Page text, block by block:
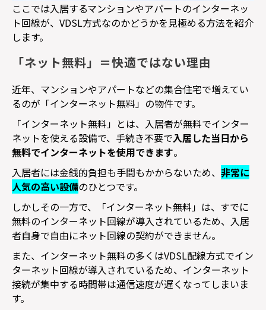
ここでは入居するマンションやアパートのインターネッ
ト回線が、 VDSL方式なのかどうかを見極める方法を紹介
します。
「ネット無料」＝快適ではない理由
近年、マンションやアパートなどの集合住宅で増えてい
るのが「インターネット無料」の物件です。
「インターネット無料」とは、入居者が無料でインター
ネットを使える設備で、手続き不要で入居した当日から
無料でインターネットを使用できます。
入居者には金銭的負担も手間もかからないため、 非常に
人気の高い設備のひとつです。
しかしその一方で、「インターネット無料」は、すでに
無料のインターネット回線が導入されているため、入居
者自身で自由にネット回線の契約ができません。
また、インターネット無料の多くはVDSL配線方式でイン
ターネット回線が導入されているため、インターネット
接続が集中する時間帯は通信速度が遅くなってしまいま
す。